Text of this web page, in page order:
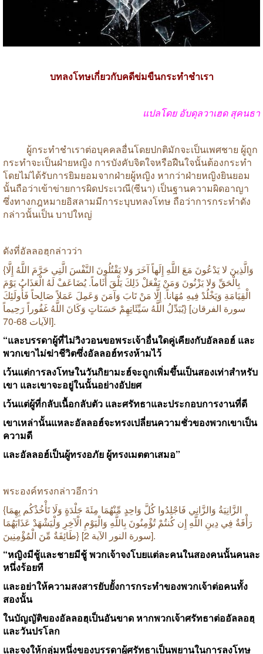
บทลงโทษเกี่ยวกับคดีข่มขืนกระทำชำเรา
แปลโดย อับดุลวาเฮด สุคนธา
ผู้กระทำชำเราต่อบุคคลอื่นโดยปกติมักจะเป็นเพศชาย ผู้ถูก
กระทำจะเป็นฝ่ายหญิง การบังคับจิตใจหรือฝืนใจนั้นต้องกระทำ
โดยไม่ได้รับการยิมยอมจากฝ่ายผู้หญิง หากว่าฝ่ายหญิงยินยอม
นั้นถือว่าเข้าข่ายการผิดประเวณี(ซีนา) เป็นฐานความผิดอาญา
ซึ่งทางกฎหมายอิสลามมีการะบุบทลงโทษ ถือว่าการกระทำดัง
กล่าวนั้นเป็นบาปใหญ่
ดังที่อัลลอฮฺกล่าวว่า
{
وَالَّذِينَ لايَدْعُونَ مَعَ اللَّهِ إِلَهاًآخَرَ وَلايَقْتُلُونَ النَّفْسَ الَّتِي حَرَّمَ اللَّهُ إِلَّا
بِالْحَقِّ وَلايَزْنُونَ وَمَنْ يَفْعَلْ ذَلِكَ يَلْقَ أَثَاماً.يُضَاعَفْ لَهُ الْعَذَابُ يَوْمَ
الْقِيَامَةِ وَيَخْلُدْ فِيهِ مُهَاناً. إِلَّا مَنْ تَابَ وَآمَنَ وَعَمِلَ عَمَلاً صَالِحاً فَأُولَئِكَ
يُبَدِّلُ اللَّهُ سَيِّئَاتِهِمْ حَسَنَاتٍ وَكَانَ اللَّهُ غَفُوراًرَحِيماً } [ سورة الفرقان
الآيات68-70].
“และบรรดาผู้ที่ไม่วิงวอนขอพระเจ้าอื่นใดคู่เคียงกับอัลลอฮ์ และ
พวกเขาไม่ฆ่าชีวิตซึ่งอัลลอฮ์ทรงห้ามไว้
เว้นแต่การลงโทษในวันกิยามะฮ์จะถูกเพิ่มขึ้นเป็นสองเท่าสำหรับ
เขา และเขาจะอยู่ในนั้นอย่างอัปยศ
เว้นแต่ผู้ที่กลับเนื้อกลับตัว และศรัทธาและประกอบการงานที่ดี
เขาเหล่านั้นแหละอัลลอฮ์จะทรงเปลี่ยนความชั่วของพวกเขาเป็น
ความดี
และอัลลอฮ์เป็นผู้ทรงอภัย ผู้ทรงเมตตาเสมอ”
พระองค์ทรงกล่าวอีกว่า
{
الزَّانِيَةُ وَالزَّانِي فَاجْلِدُوا كُلَّ وَاحِدٍ مِّنْهُمَا مِئَةَ جَلْدَةٍ وَلَاتَأْخُذْكُم بِهِمَا
رَأْفَةٌ فِي دِينِ اللَّهِ إِن كُنتُمْ تُؤْمِنُونَ بِاللَّهِ وَالْيَوْمِ الْآخِرِ وَلْيَشْهَدْ عَذَابَهُمَا
طَائِفَةٌ مِّنَ الْمُؤْمِنِينَ } [ سورة النور الآية
2].
“หญิงมีชู้และชายมีชู้พวกเจ้าจงโบยแต่ละคนในสองคนนั้นคนละ
หนึ่งร้อยที
และอย่าให้ความสงสารยับยั้งการกระทำของพวกเจ้าต่อคนทั้ง
สองนั้น
ในบัญญัติของอัลลอฮฺเป็นอันขาด หากพวกเจ้าศรัทธาต่ออัลลอฮฺ
และวันปรโลก
และจงให้กลุ่มหนึ่งของบรรดาผู้ศรัทธาเป็นพยานในการลงโทษ